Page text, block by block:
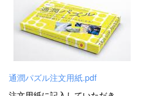
通潤パズル注文用紙.pdf